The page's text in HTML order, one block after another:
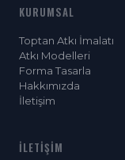
KURUMSAL
Toptan Atkı İmalatı
Atkı Modelleri
Forma Tasarla
Hakkımızda
İletişim
İLETIŞIM